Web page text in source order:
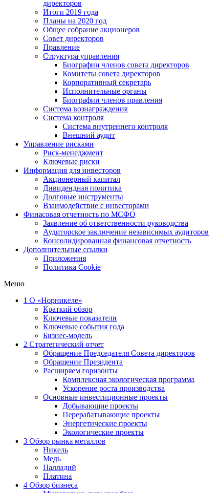
директоров
Итоги 2019 года
Планы на 2020 год
Общее собрание акционеров
Совет директоров
Правление
Структура управления
Биографии членов совета директоров
Комитеты совета директоров
Корпоративный секретарь
Исполнительные органы
Биографии членов правления
Система вознаграждения
Система контроля
Система внутреннего контроля
Внешний аудит
Управление рисками
Риск-менеджмент
Ключевые риски
Информация для инвесторов
Акционерный капитал
Дивидендная политика
Долговые инструменты
Взаимодействие с инвеcторами
Финасовая отчетность по МСФО
Заявление об ответственности руководства
Аудиторское заключение независимых аудиторов
Консолидированная финансовая отчетность
Дополнительные ссылки
Приложения
Политика Cookie
Меню
1 О «Норникеле»
Краткий обзор
Ключевые показатели
Ключевые события года
Бизнес-модель
2 Стратегический отчет
Обращение Председателя Совета директоров
Обращение Президента
Расширяем горизонты
Комплексная экологическая программа
Ускорение роста производства
Основные инвестиционные проекты
Добывающие проекты
Перерабатывающие проекты
Энергетические проекты
Экологические проекты
3 Обзор рынка металлов
Никель
Медь
Палладий
Платина
4 Обзор бизнеса